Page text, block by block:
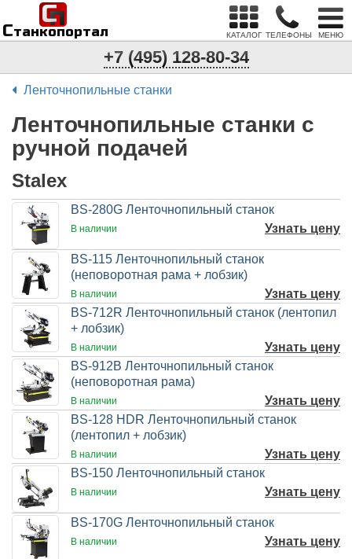
Станкопортал
п
С
КАТАЛОГ ТЕЛЕФОНЫ МЕНЮ
+7 (495) 128-80-34
Ленточнопильные станки
Ленточнопильные станки с
ручной подачей
Stalex
BS-280G Ленточнопильный станок
В наличии Узнать цену
BS-115 Ленточнопильный станок
(неповоротная рама + лобзик)
В наличии
Узнать цену
BS-712R Ленточнопильный станок (лентопил
+ лобзик)
В наличии
Узнать цену
BS-912B Ленточнопильный станок
(неповоротная рама)
В наличии
Узнать цену
BS-128 HDR Ленточнопильный станок
(лентопил + лобзик)
В наличии
Узнать цену
BS-150 Ленточнопильный станок
В наличии Узнать цену
BS-170G Ленточнопильный станок
В наличии Узнать цену